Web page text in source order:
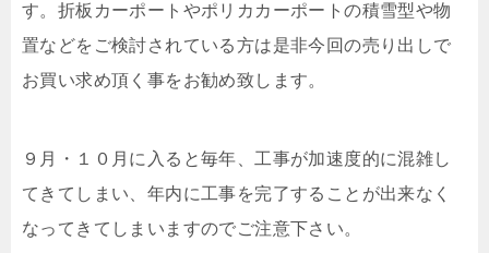
す。折板カーポートやポリカカーポートの積雪型や物
置などをご検討されている方は是非今回の売り出しで
お買い求め頂く事をお勧め致します。
９月・１０月に入ると毎年、工事が加速度的に混雑し
てきてしまい、年内に工事を完了することが出来なく
なってきてしまいますのでご注意下さい。